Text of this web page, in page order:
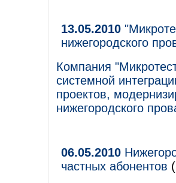
13.05.2010
нижегородского
Компания
системной
проектов,
нижегородского
06.05.2010
частных абонентов